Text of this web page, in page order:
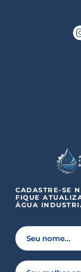
CADASTRE-SE
FIQUE
ÁGUA